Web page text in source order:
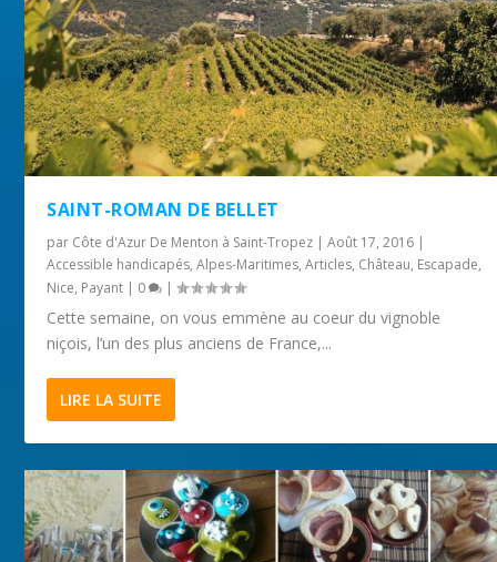
SAINT-ROMAN DE BELLET
par Côte d'Azur De Menton à Saint-Tropez |Août 17, 2016 |
Accessible handicapés,Alpes-Maritimes,Articles, Château, Escapade,
Nice, Payant | 0 |
Cette semaine, on vous emmène au coeur du vignoble
niçois, l’un des plus anciens de France,...
LIRE LA SUITE